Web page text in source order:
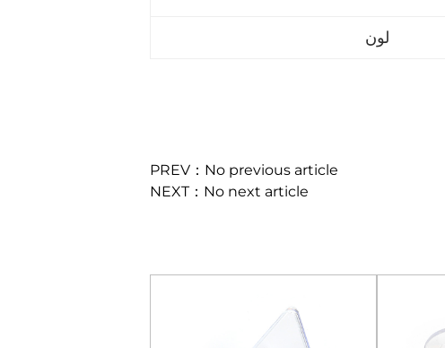
لون
PREV：No previous article
NEXT：No next article